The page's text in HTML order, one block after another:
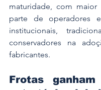
maturidade, com maior
parte de operadores
institucionais,
conservadores na
fabricantes.
Frotas